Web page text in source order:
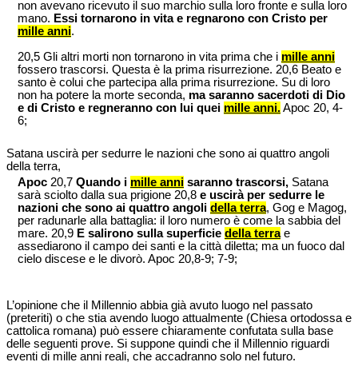
non avevano ricevuto il suo marchio sulla loro fronte e sulla loro
mano. Essi tornarono in vita e regnarono con Cristo per
mille anni.
20,5 Gli altri morti non tornarono in vita prima che i mille anni
fossero trascorsi. Questa è la prima risurrezione. 20,6 Beato e
santo è colui che partecipa alla prima risurrezione. Su di loro
non ha potere la morte seconda, ma saranno sacerdoti di Dio
e di Cristo e regneranno con lui quei mille anni.Apoc 20, 4-
6;
Satana uscirà per sedurre le nazioni che sono ai quattro angoli
della terra,
Apoc 20,7 Quando i mille anni saranno trascorsi, Satana
sarà sciolto dalla sua prigione 20,8 e uscirà per sedurre le
nazioni che sono ai quattro angoli della terra, Gog e Magog,
per radunarle alla battaglia: il loro numero è come la sabbia del
mare. 20,9 E salirono sulla superficie della terrae
assediarono il campo dei santi e la città diletta; ma un fuoco dal
cielo discese e le divorò. Apoc 20,8-9; 7-9;
L’opinione che il Millennio abbia già avuto luogo nel passato
(preteriti) o che stia avendo luogo attualmente (Chiesa ortodossa e
cattolica romana) può essere chiaramente confutata sulla base
delle seguenti prove. Si suppone quindi che il Millennio riguardi
eventi di mille anni reali, che accadranno solo nel futuro.